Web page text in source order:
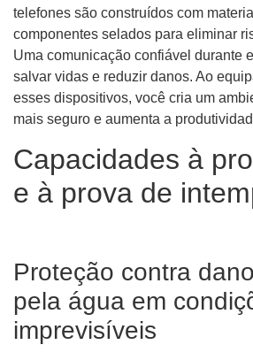
telefones são construídos com
componentes selados para eliminar
Uma comunicação confiável durante
salvar vidas e reduzir danos. Ao
esses dispositivos, você cria um
mais seguro e aumenta a
Capacidades à
e à prova de
Proteção contra
​​pela água em
imprevisíveis